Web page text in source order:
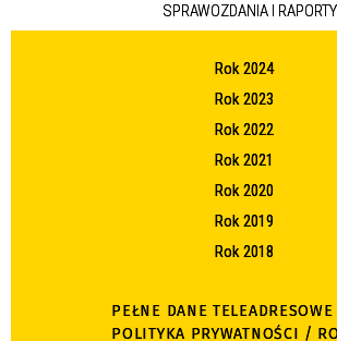
SPRAWOZDANIA I RAPORTY
Rok 2024
Rok 2023
Rok 2022
Rok 2021
Rok 2020
Rok 2019
Rok 2018
PEŁNE DANE TELEADRESOWE
POLITYKA PRYWATNOŚCI /